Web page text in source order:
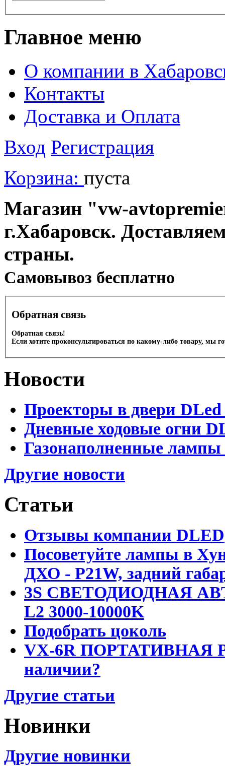
Главное меню
О компании в
Контакты
Доставка и Оплата
Вход Регистрация
Корзина: пуста
Магазин "vw-
г.Хабаровск.
страны.
Cамовывоз бесплатно
Обратная связь
Обратная связь!
Если хотите проконсультироваться по какому-либо товару, мы
Новости
Проекторы в двери DLed
Дневные ходовые огни
Газонаполненные
Другие новости
Статьи
Отзывы компании DLED
Посоветуйте лампы в
ДХО - P21W, задний
3S СВЕТОДИОДНАЯ
L2 3000-10000K
Подобрать цоколь
VX-6R ПОРТАТИВНАЯ
наличии?
Другие статьи
Новинки
Другие новинки